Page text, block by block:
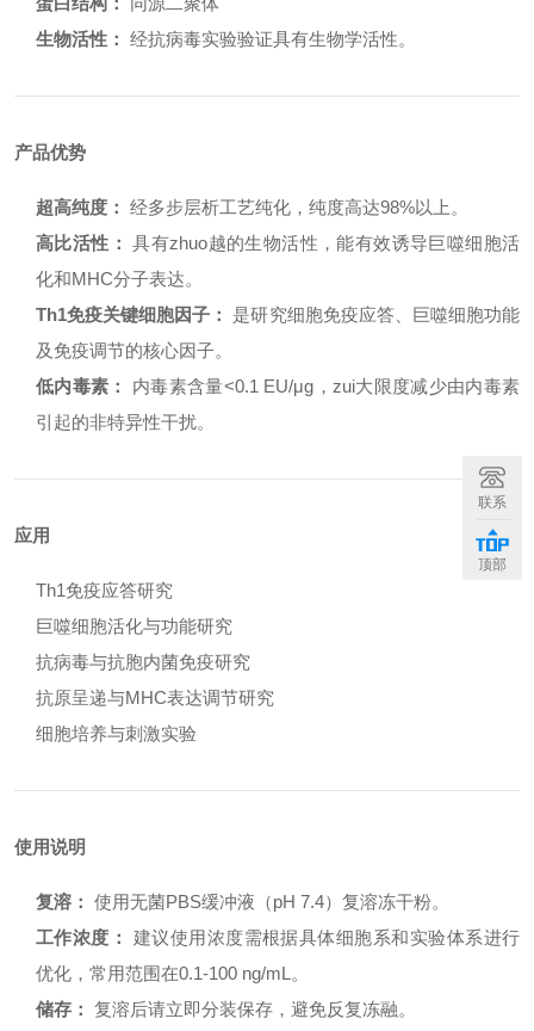
生物活性： 经抗病毒实验验证具有生物学活性。
产品优势
超高纯度： 经多步层析工艺纯化，纯度高达98%以上。
高比活性： 具有zhuo越的生物活性，能有效诱导巨噬细胞活
化和MHC分子表达。
Th1免疫关键细胞因子：
是研究细胞免疫应答、巨噬细胞功能
及免疫调节的核心因子。
低内毒素：
内毒素含量<0.1 EU/μg，zui大限度减少由内毒素
引起的非特异性干扰。
应用
Th1免疫应答研究
巨噬细胞活化与功能研究
抗病毒与抗胞内菌免疫研究
抗原呈递与MHC表达调节研究
细胞培养与刺激实验
使用说明
复溶： 使用无菌PBS缓冲液（pH 7.4）复溶冻干粉。
工作浓度：
建议使用浓度需根据具体细胞系和实验体系进行
优化，常用范围在0.1-100 ng/mL。
储存： 复溶后请立即分装保存，避免反复冻融。
联系
顶部